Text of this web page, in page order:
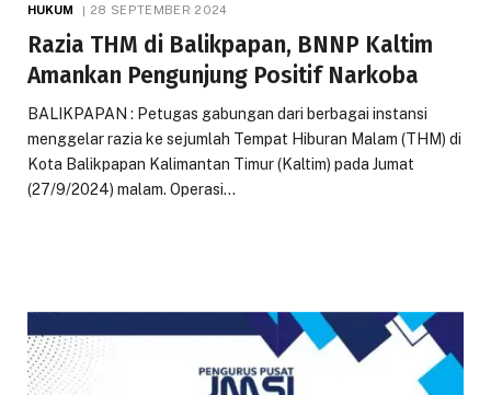
HUKUM 28 SEPTEMBER 2024
Razia THM di Balikpapan, BNNP Kaltim
Amankan Pengunjung Positif Narkoba
BALIKPAPAN : Petugas gabungan dari berbagai instansi
menggelar razia ke sejumlah Tempat Hiburan Malam (THM) di
Kota Balikpapan Kalimantan Timur (Kaltim) pada Jumat
(27/9/2024) malam. Operasi…